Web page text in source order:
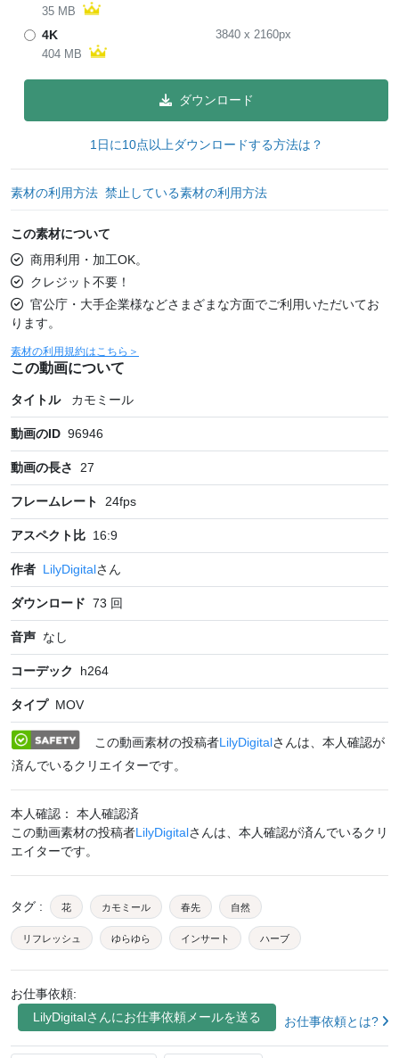
35 MB
4K 3840x 2160px
404 MB
ダウンロード
1日に10点以上ダウンロードする方法は？
素材の利用方法 禁止している素材の利用方法
この素材について
商用利用・加工OK。
クレジット不要！
官公庁・大手企業様などさまざまな方面でご利用いただいてお
ります。
素材の利用規約はこちら＞
この動画について
タイトル カモミール
動画のID 96946
動画の長さ 27
フレームレート 24fps
アスペクト比 16:9
作者 LilyDigitalさん
ダウンロード 73 回
音声 なし
コーデック h264
タイプ MOV
この動画素材の投稿者LilyDigitalさんは、本人確認が
済んでいるクリエイターです。
本人確認： 本人確認済
この動画素材の投稿者LilyDigitalさんは、本人確認が済んでいるクリ
エイターです。
タグ : 花 カモミール 春先 自然
リフレッシュ ゆらゆら インサート ハーブ
ガーデン
お仕事依頼:
LilyDigitalさんにお仕事依頼メールを送る お仕事依頼とは?